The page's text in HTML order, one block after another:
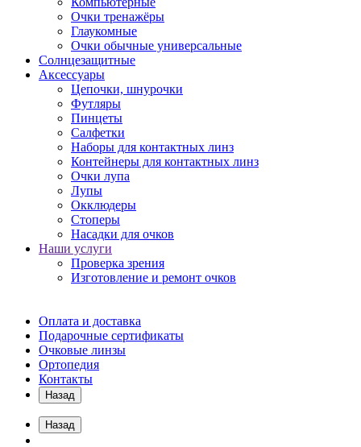
Очки тренажёры
Глаукомные
Очки обычные универсальные
Солнцезащитные
Аксессуары
Цепочки, шнурочки
Футляры
Пинцеты
Салфетки
Наборы для контактных линз
Контейнеры для контактных линз
Очки лупа
Лупы
Окклюдеры
Стоперы
Насадки для очков
Наши услуги
Проверка зрения
Изготовление и ремонт очков
Оплата и доставка
Подарочные сертификаты
Очковые линзы
Ортопедия
Контакты
Назад
Назад